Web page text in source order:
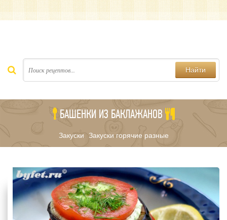
Найти
БАШЕНКИ ИЗ БАКЛАЖАНОВ
Закуски Закуски горячие разные